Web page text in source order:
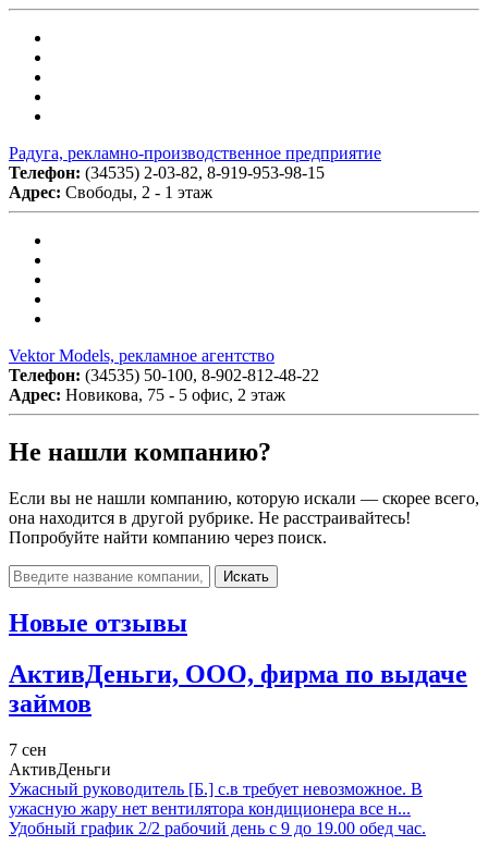
Радуга, рекламно-производственное предприятие
Телефон: (34535) 2-03-82, 8-919-953-98-15
Адрес: Свободы, 2 - 1 этаж
Vektor Models, рекламное агентство
Телефон: (34535) 50-100, 8-902-812-48-22
Адрес: Новикова, 75 - 5 офис, 2 этаж
Не нашли компанию?
Если вы не нашли компанию, которую искали — скорее всего,
она находится в другой рубрике. Не расстраивайтесь!
Попробуйте найти компанию через поиск.
Искать
Новые отзывы
АктивДеньги, ООО, фирма по выдаче
займов
7 сен
АктивДеньги
Ужасный руководитель [Б.] с.в требует невозможное. В
ужасную жару нет вентилятора кондиционера все н...
Удобный график 2/2 рабочий день с 9 до 19.00 обед час.